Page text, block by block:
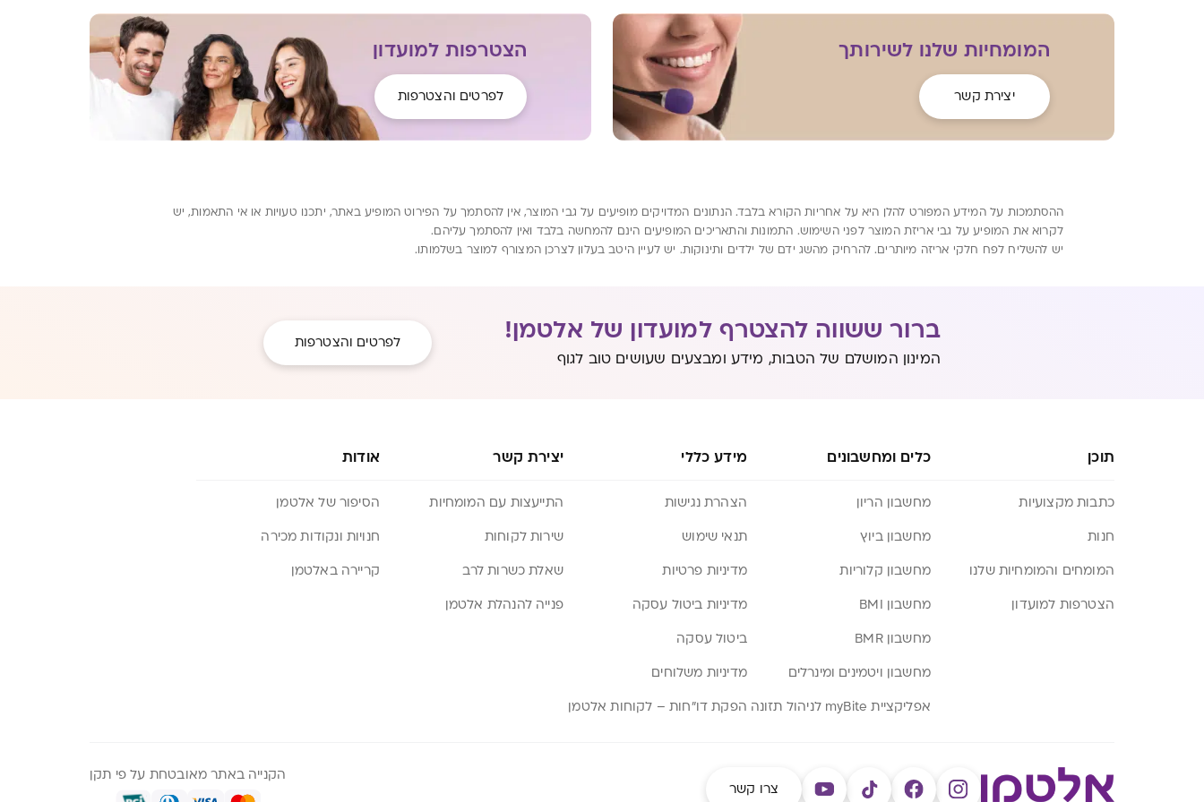
המומחיות שלנו לשירותך
יצירת קשר
הצטרפות למועדון
לפרטים והצטרפות
ההסתמכות על המידע המפורט להלן היא על אחריות הקורא בלבד. הנתונים המדויקים מופיעים על גבי המוצר, אין להסתמך על הפירוט המופיע באתר, יתכנו טעויות או אי התאמות, יש
לקרוא את המופיע על גבי אריזת המוצר לפני השימוש. התמונות והתאריכים המופיעים הינם להמחשה בלבד ואין להסתמך עליהם.
יש להשליח לפח חלקי אריזה מיותרים. להרחיק מהשג ידם של ילדים ותינוקות. יש לעיין היטב בעלון לצרכן המצורף למוצר בשלמותו.
ברור ששווה להצטרף למועדון של אלטמן!
המינון המושלם של הטבות, מידע ומבצעים שעושים טוב לגוף
לפרטים והצטרפות
תוכן
כתבות מקצועיות
חנות
המומחים והמומחיות שלנו
הצטרפות למועדון
כלים ומחשבונים
מחשבון הריון
מחשבון ביוץ
מחשבון קלוריות
מחשבון BMI
מחשבון BMR
מחשבון ויטמינים ומינרלים
אפליקציית myBite לניהול תזונה
מידע כללי
הצהרת נגישות
תנאי שימוש
מדיניות פרטיות
מדיניות ביטול עסקה
ביטול עסקה
מדיניות משלוחים
הפקת דו”חות – לקוחות אלטמן
יצירת קשר
התייעצות עם המומחיות
שירות לקוחות
שאלת כשרות לרב
פנייה להנהלת אלטמן
אודות
הסיפור של אלטמן
חנויות ונקודות מכירה
קריירה באלטמן
צרו קשר
הקנייה באתר מאובטחת על פי תקן